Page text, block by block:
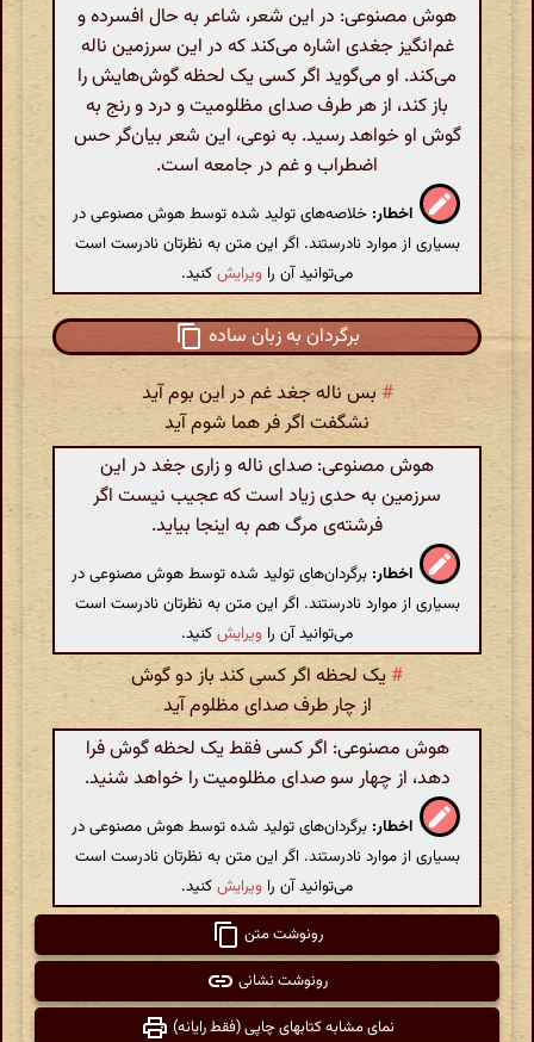
هوش مصنوعی: در این شعر، شاعر به حال افسرده و
غم‌انگیز جغدی اشاره می‌کند که در این سرزمین ناله
می‌کند. او می‌گوید اگر کسی یک لحظه گوش‌هایش را
باز کند، از هر طرف صدای مظلومیت و درد و رنج به
گوش او خواهد رسید. به نوعی، این شعر بیان‌گر حس
اضطراب و غم در جامعه است.
اخطار: خلاصه‌های تولید شده توسط هوش مصنوعی در
بسیاری از موارد نادرستند. اگر این متن به نظرتان نادرست است
می‌توانید آن را ویرایشکنید.
برگردان به زبان ساده
# بس ناله جغد غم در این بوم آید
نشگفت اگر فر هما شوم آید
هوش مصنوعی: صدای ناله و زاری جغد در این
سرزمین به حدی زیاد است که عجیب نیست اگر
فرشته‌ی مرگ هم به اینجا بیاید.
اخطار: برگردان‌های تولید شده توسط هوش مصنوعی در
بسیاری از موارد نادرستند. اگر این متن به نظرتان نادرست است
می‌توانید آن را ویرایشکنید.
# یک لحظه اگر کسی کند باز دو گوش
از چار طرف صدای مظلوم آید
هوش مصنوعی: اگر کسی فقط یک لحظه گوش فرا
دهد، از چهار سو صدای مظلومیت را خواهد شنید.
اخطار: برگردان‌های تولید شده توسط هوش مصنوعی در
بسیاری از موارد نادرستند. اگر این متن به نظرتان نادرست است
می‌توانید آن را ویرایشکنید.
رونوشت متن
رونوشت نشانی
نمای مشابه کتابهای چاپی (فقط رایانه)